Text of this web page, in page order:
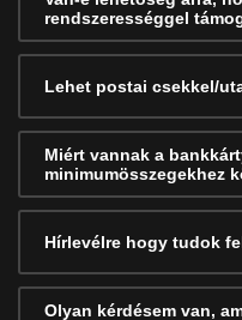
rendszerességgel
Lehet postai csekkel/
Miért vannak a
minimumösszegekhez
Hírlevélre hogy tudok
Olyan kérdésem van,